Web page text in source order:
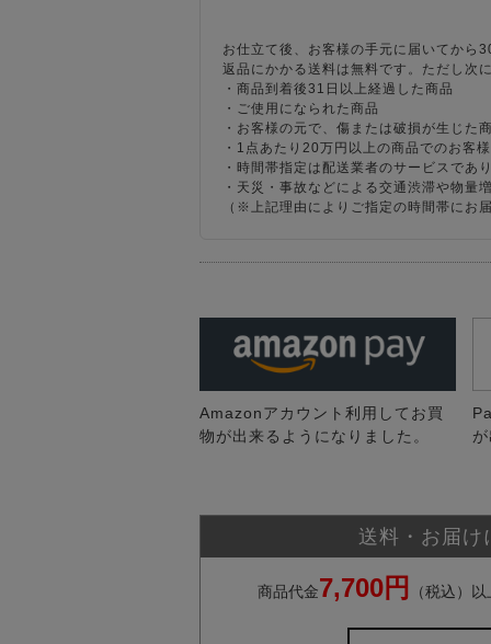
お仕立て後、お客様の手元に届いてから
返品にかかる送料は無料です。ただし次
・商品到着後31日以上経過した商品
・ご使用になられた商品
・お客様の元で、傷または破損が生じた
・1点あたり20万円以上の商品でのお客
・時間帯指定は配送業者のサービスで
・天災・事故などによる交通渋滞や物
（※上記理由によりご指定の時間帯にお
Amazonアカウント利用してお買
物が出来るようになりました。
送料・お届け
商品代金7,700円 （税込）